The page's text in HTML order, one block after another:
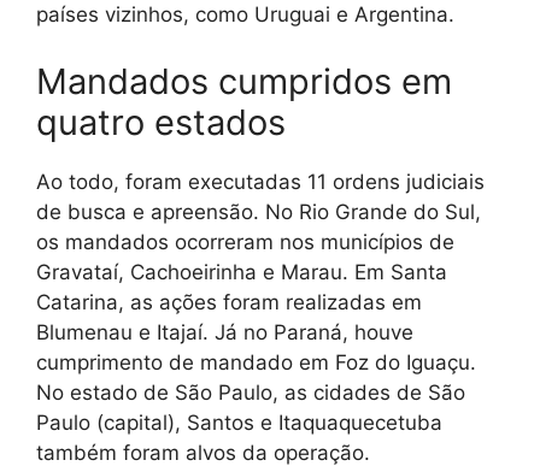
países vizinhos, como Uruguai e Argentina.
Mandados cumpridos em
quatro estados
Ao todo, foram executadas 11 ordens judiciais
de busca e apreensão. No Rio Grande do Sul,
os mandados ocorreram nos municípios de
Gravataí, Cachoeirinha e Marau. Em Santa
Catarina, as ações foram realizadas em
Blumenau e Itajaí. Já no Paraná, houve
cumprimento de mandado em Foz do Iguaçu.
No estado de São Paulo, as cidades de São
Paulo (capital), Santos e Itaquaquecetuba
também foram alvos da operação.